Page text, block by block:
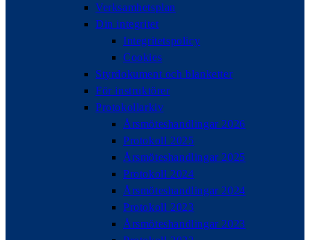
Verksamhetsplan
Din integritet
Integritetspolicy
Cookies
Styrdokument och blanketter
För instruktörer
Protokollarkiv
Årsmöteshandlingar 2026
Protokoll 2025
Årsmöteshandlingar 2025
Protokoll 2024
Årsmöteshandlingar 2024
Protokoll 2023
Årsmöteshandlingar 2023